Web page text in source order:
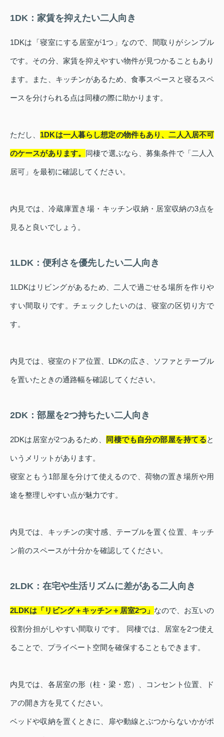
1DK：家賃を抑えたい二人向き
1DKは「寝室にする居室が1つ」なので、間取りがシンプル
です。その分、家賃を抑えやすい物件が見つかることもあり
ます。また、キッチンがあるため、食事スペースと寝るスペ
ースを分けられる点は同棲の際に助かります。
ただし、 1DKは一人暮らし想定の物件もあり、二人入居不可
のケースがあります。 同棲で選ぶなら、募集条件で「二人入
居可」を最初に確認してください。
内見では、冷蔵庫置き場・キッチン収納・居室収納の3点を
見ると良いでしょう。
1LDK：便利さを優先したい二人向き
1LDKはリビングがあるため、二人で過ごせる場所を作りや
すい間取りです。チェックしたいのは、寝室の区切り方で
す。
内見では、寝室のドア位置、LDKの広さ、ソファとテーブル
を置いたときの通路幅を確認してください。
2DK：部屋を2つ持ちたい二人向き
2DKは居室が2つあるため、 同棲でも自分の部屋を持てると
いうメリットがあります。
寝室ともう1部屋を分けて使えるので、荷物の置き場所や用
途を整理しやすい点が魅力です。
内見では、キッチンの実寸感、テーブルを置く位置、キッチ
ン前のスペースが十分かを確認してください。
2LDK：在宅や生活リズムに差がある二人向き
2LDKは「リビング＋キッチン＋居室2つ」 なので、お互いの
役割分担がしやすい間取りです。 同棲では、居室を2つ使え
ることで、プライベート空間を確保することもできます。
内見では、各居室の形（柱・梁・窓）、コンセント位置、ド
アの開き方を見てください。
ベッドや収納を置くときに、扉や動線とぶつからないかがポ